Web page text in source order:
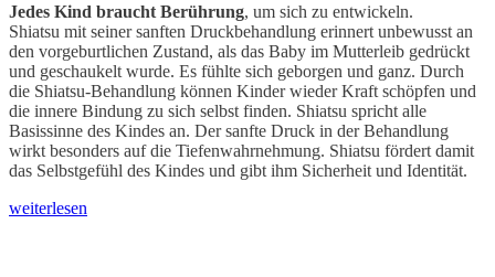
Jedes Kind braucht Berührung, um sich zu entwickeln.
Shiatsu mit seiner sanften Druckbehandlung erinnert unbewusst an
den vorgeburtlichen Zustand, als das Baby im Mutterleib gedrückt
und geschaukelt wurde. Es fühlte sich geborgen und ganz. Durch
die Shiatsu-Behandlung können Kinder wieder Kraft schöpfen und
die innere Bindung zu sich selbst finden. Shiatsu spricht alle
Basissinne des Kindes an. Der sanfte Druck in der Behandlung
wirkt besonders auf die Tiefenwahrnehmung. Shiatsu fördert damit
das Selbstgefühl des Kindes und gibt ihm Sicherheit und Identität.
weiterlesen